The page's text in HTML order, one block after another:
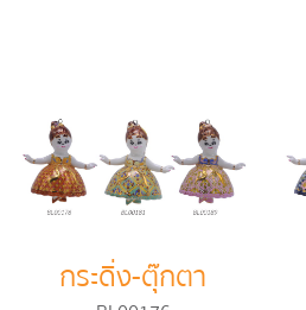
กระดิ่ง-ตุ๊กตา